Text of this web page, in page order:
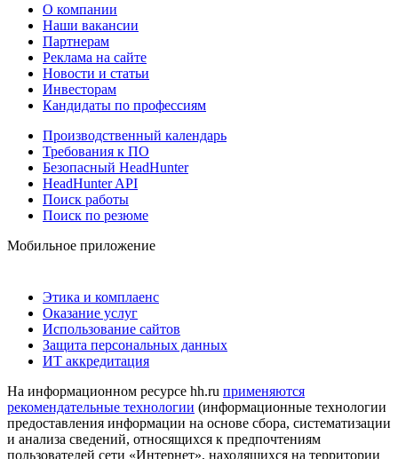
О компании
Наши вакансии
Партнерам
Реклама на сайте
Новости и статьи
Инвесторам
Кандидаты по профессиям
Производственный календарь
Требования к ПО
Безопасный HeadHunter
HeadHunter API
Поиск работы
Поиск по резюме
Мобильное приложение
Этика и комплаенс
Оказание услуг
Использование сайтов
Защита персональных данных
ИТ аккредитация
На информационном ресурсе hh.ru применяются
рекомендательные технологии (информационные технологии
предоставления информации на основе сбора, систематизации
и анализа сведений, относящихся к предпочтениям
пользователей сети «Интернет», находящихся на территории